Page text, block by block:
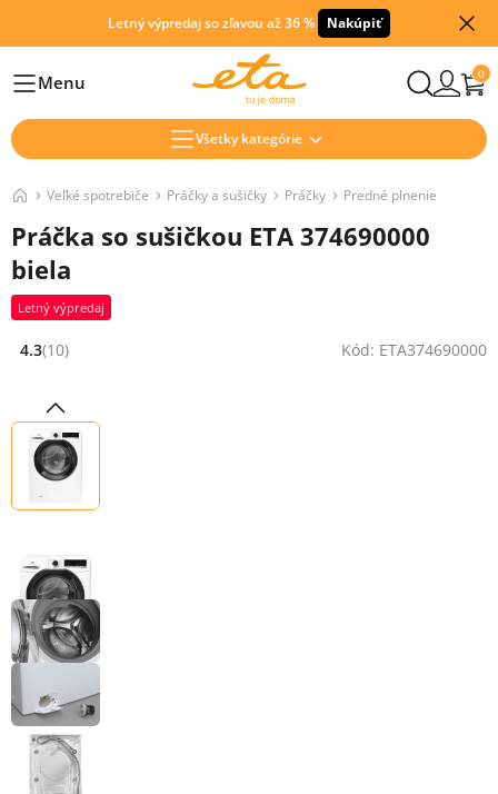
Letný výpredaj so zľavou až 36 % Nakúpiť
HlavníMenu 0
Všetky kategórie
Veľké spotrebiče Práčky a sušičky Práčky Predné plnenie
Práčka so sušičkou ETA 374690000
biela
Letný výpredaj
Hodnocení: 4.3 z 5 (10 recenzí)
4.3(10) Kód: ETA374690000